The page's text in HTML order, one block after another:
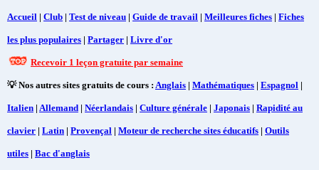
Accueil | Club | Test de niveau | Guide de travail | Meilleures fiches | Fiches
les plus populaires | Partager | Livre d'or
Recevoir 1 leçon gratuite par semaine
💡 Nos autres sites gratuits de cours : Anglais | Mathématiques | Espagnol |
Italien | Allemand | Néerlandais | Culture générale | Japonais | Rapidité au
clavier | Latin | Provençal | Moteur de recherche sites éducatifs | Outils
utiles | Bac d'anglais